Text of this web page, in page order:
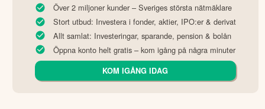
Över 2 miljoner kunder – Sveriges största nätmäklare
Stort utbud: Investera i fonder, aktier, IPO:er & derivat
Allt samlat: Investeringar, sparande, pension & bolån
Öppna konto helt gratis – kom igång på några minuter
KOM IGÅNG IDAG